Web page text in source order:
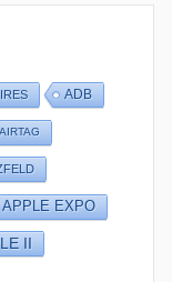
ADB
AIRTAG
APPLE EXPO
II